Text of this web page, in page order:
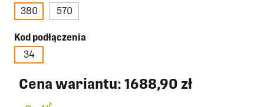
380
570
Kod podłączenia
34
Cena wariantu: 1688,90 zł